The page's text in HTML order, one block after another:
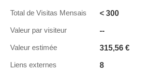
Total de Visitas Mensais < 300
Valeur par visiteur --
Valeur estimée 315,56 €
Liens externes 8